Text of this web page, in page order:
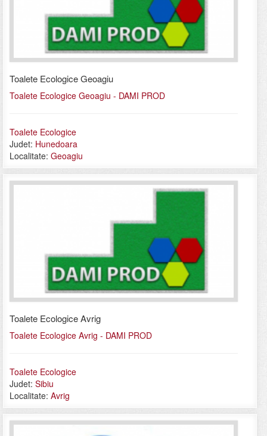
Toalete Ecologice Geoagiu
Toalete Ecologice Geoagiu - DAMI PROD
Toalete Ecologice
Judet: Hunedoara
Localitate: Geoagiu
Toalete Ecologice Avrig
Toalete Ecologice Avrig - DAMI PROD
Toalete Ecologice
Judet: Sibiu
Localitate: Avrig